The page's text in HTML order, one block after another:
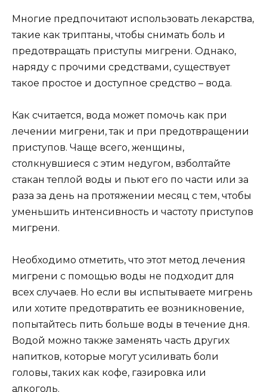
Многие предпочитают использовать лекарства,
такие как триптаны, чтобы снимать боль и
предотвращать приступы мигрени. Однако,
наряду с прочими средствами, существует
такое простое и доступное средство – вода.
Как считается, вода может помочь как при
лечении мигрени, так и при предотвращении
приступов. Чаще всего, женщины,
столкнувшиеся с этим недугом, взболтайте
стакан теплой воды и пьют его по части или за
раза за день на протяжении месяц с тем, чтобы
уменьшить интенсивность и частоту приступов
мигрени.
Необходимо отметить, что этот метод лечения
мигрени с помощью воды не подходит для
всех случаев. Но если вы испытываете мигрень
или хотите предотвратить ее возникновение,
попытайтесь пить больше воды в течение дня.
Водой можно также заменять часть других
напитков, которые могут усиливать боли
головы, таких как кофе, газировка или
алкоголь.